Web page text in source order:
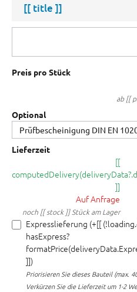
[[ title ]]
Preis pro Stück
ab [[
Optional
Lieferzeit
[[
]]
Auf Anfrage
noch [[ stock ]] Stück am Lager
Expresslieferung (+[[
hasExpress?
]])
Priorisieren Sie dieses Bauteil (max.
Verkürzen Sie die Lieferzeit um 1-2